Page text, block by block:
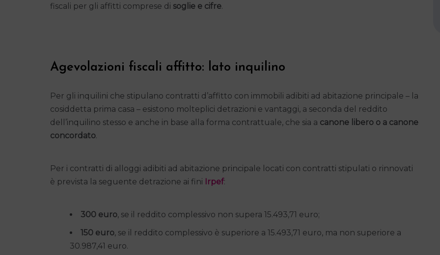
fiscali per gli affitti comprese di soglie e cifre.
Agevolazioni fiscali affitto: lato inquilino
Per gli inquilini che stipulano contratti d’affitto con immobili adibiti ad abitazione principale – la
cosiddetta prima casa – esistono molteplici detrazioni e vantaggi, a seconda del reddito
dell’inquilino stesso e anche in base alla forma contrattuale, che sia a canone libero o a canone
concordato.
Per i contratti di alloggi adibiti ad abitazione principale locati con contratti stipulati o rinnovati
è prevista la seguente detrazione ai fini Irpef:
300 euro, se il reddito complessivo non supera 15.493,71 euro;
150 euro, se il reddito complessivo è superiore a 15.493,71 euro, ma non superiore a
30.987,41 euro.